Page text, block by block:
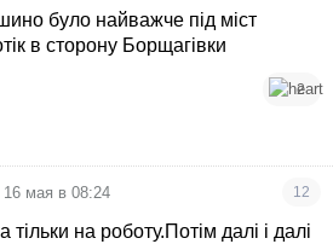
мені дійшло, що повертатись буду
площу, але назад вже не
я поки звідти вирулила, у мене
було найважче під міст
в сторону Борщагівки
2
16 мая в 08:24 12
тільки на роботу.Потім далі і далі